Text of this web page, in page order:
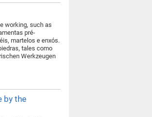
working, such as
pré-
martelos e enxós.
tales como
Werkzeugen
by the